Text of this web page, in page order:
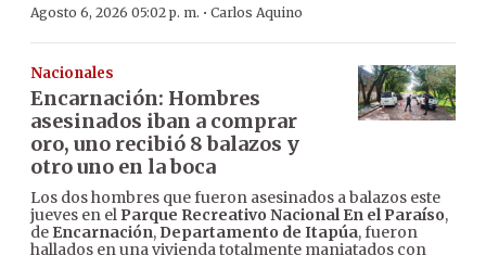
Agosto 6, 2026 05:02 p. m. · Carlos Aquino
Nacionales
Encarnación: Hombres
asesinados iban a comprar
oro, uno recibió 8 balazos y
otro uno en la boca
Los dos hombres que fueron asesinados a balazos este
jueves en el Parque Recreativo Nacional En el Paraíso,
de Encarnación, Departamento de Itapúa, fueron
hallados en una vivienda totalmente maniatados con